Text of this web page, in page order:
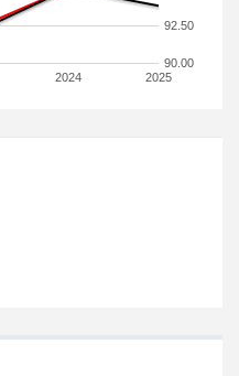
2024 2025
90.00
92.50